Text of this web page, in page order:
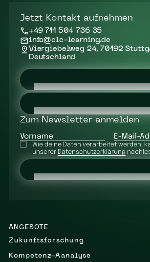
ANGEBOTE
Zukunftsforschung
Kompetenz-Aanalyse
Jetzt Kontakt aufnehmen
+49 711 504 736 35
info@clc-learning.de
Viergiebelweg 24, 70192
Deutschland
Zum Newsletter anmelden
Vorname E-Mail-
Wie deine Daten verarbeitet werden,
unserer Datenschutzerklärung